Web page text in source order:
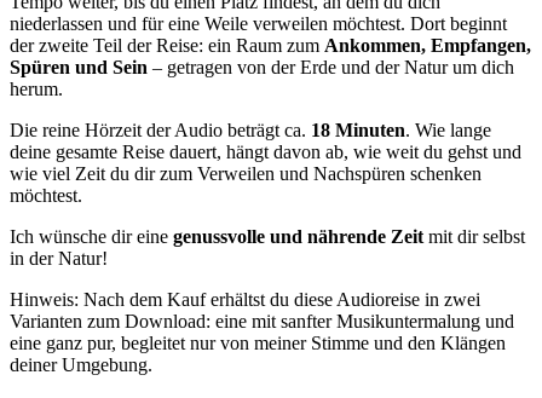
niederlassen und für eine Weile verweilen möchtest. Dort beginnt
der zweite Teil der Reise: ein Raum zum Ankommen, Empfangen,
Spüren und Sein – getragen von der Erde und der Natur um dich
herum.
Die reine Hörzeit der Audio beträgt ca. 18 Minuten. Wie lange
deine gesamte Reise dauert, hängt davon ab, wie weit du gehst und
wie viel Zeit du dir zum Verweilen und Nachspüren schenken
möchtest.
Ich wünsche dir eine genussvolle und nährende Zeit mit dir selbst
in der Natur!
Hinweis: Nach dem Kauf erhältst du diese Audioreise in zwei
Varianten zum Download: eine mit sanfter Musikuntermalung und
eine ganz pur, begleitet nur von meiner Stimme und den Klängen
deiner Umgebung.